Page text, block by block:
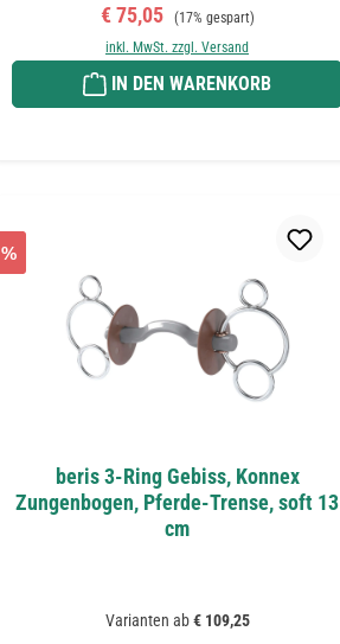
Verkaufspreis:
€ 75,05 Regulärer Preis:
(17% gespart)
inkl. MwSt. zzgl. Versand
IN DEN WARENKORB
%
beris 3-Ring Gebiss, Konnex
Zungenbogen, Pferde-Trense, soft 13
cm
Varianten ab€ 109,25